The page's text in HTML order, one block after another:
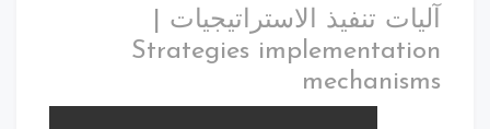
آليات تنفيذ الاستراتيجيات |
Strategies implementation
mechanisms